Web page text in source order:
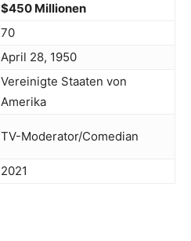
$450 Millionen
70
April 28, 1950
Vereinigte Staaten von
Amerika
TV-Moderator/Comedian
2021